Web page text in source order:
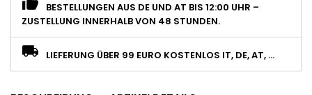
BESTELLUNGEN AUS DE UND AT BIS 12:00 UHR –
ZUSTELLUNG INNERHALB VON 48 STUNDEN.
LIEFERUNG ÜBER 99 EURO KOSTENLOS IT, DE, AT, ...